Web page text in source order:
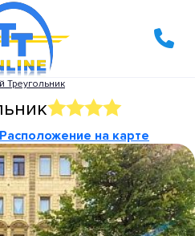
Треугольник
Расположение на карте